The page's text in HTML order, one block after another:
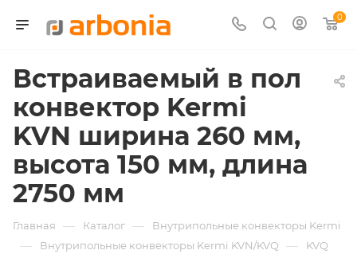
0
Встраиваемый в пол
конвектор Kermi
KVN ширина 260 мм,
высота 150 мм, длина
2750 мм
Главная — Каталог — Внутрипольные конвекторы Kermi
— Внутрипольные конвекторы Kermi KVN/KVQ — KVQ